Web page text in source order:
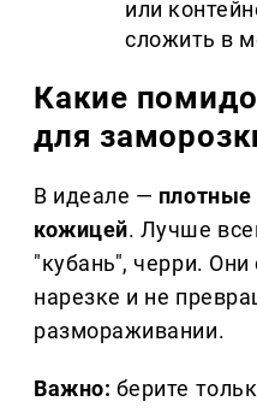
или
сложить в
Какие
для
В идеале — плотные
кожицей. Лучше
"кубань", черри.
нарезке и не
размораживании.
Важно: берите